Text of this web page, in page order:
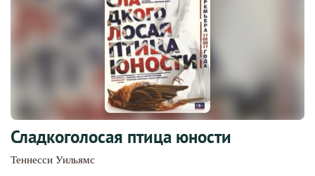
Сладкоголосая птица юности
Теннесси Уильямс